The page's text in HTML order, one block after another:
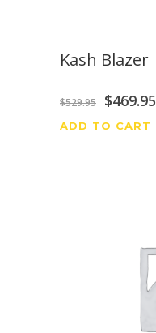
Kash Blazer
$529.95
Original
price
$469.95
ADD TO CART